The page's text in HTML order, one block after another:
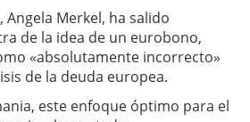
Angela Merkel, ha salido
de la idea de un eurobono,
«absolutamente incorrecto»
de la deuda europea.
este enfoque óptimo para el